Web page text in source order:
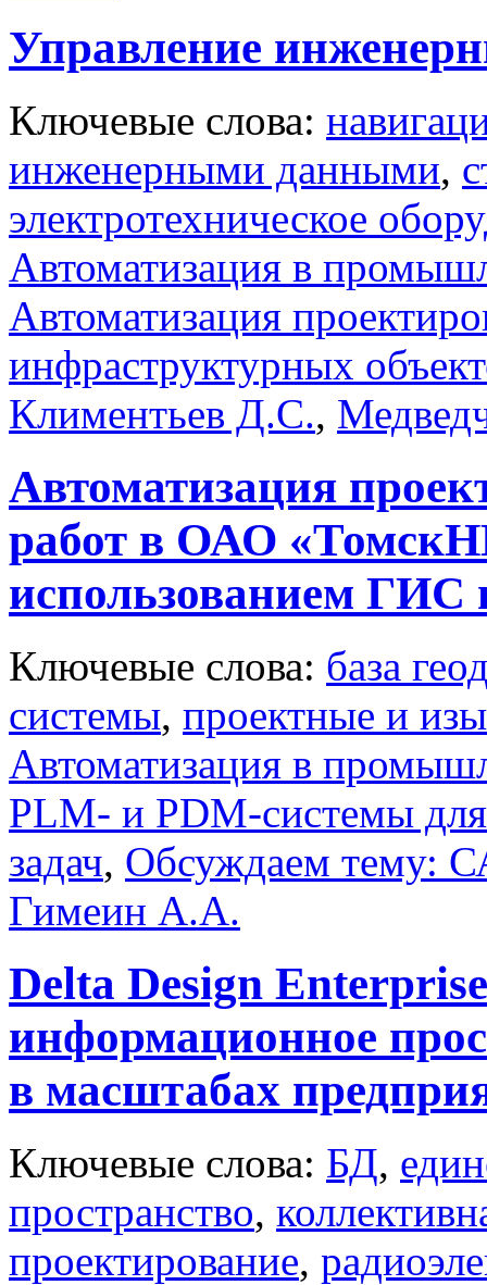
Управление
Ключевые слова:
инженерными данными,
электротехническое
Автоматизация в
Автоматизация
инфраструктурных
Климентьев Д.С.,
Автоматизация
работ в ОАО
использованием
Ключевые слова: база
системы, проектные и
Автоматизация в
PLM- и PDM-системы
задач, Обсуждаем тему:
Гимеин А.А.
Delta Design
информационное
в масштабах
Ключевые слова: БД,
пространство,
проектирование,